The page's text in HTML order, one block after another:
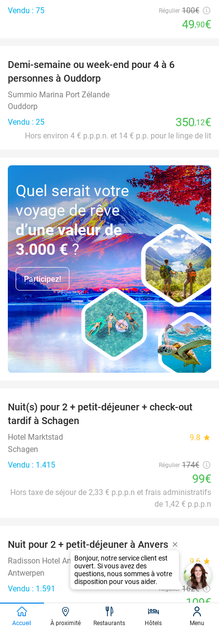
Vendu : 75
Régulier 100€
49,90€
Demi-semaine ou week-end pour 4 à 6
personnes à Ouddorp
Summio Marina Port Zélande
Ouddorp
Vendu : 25
350,12€
Hors environ 4 € p.p.p.n. et 14 € p.p. pour le linge de lit
Quel serait votre
voyage de rêve
d’une valeur de
3.000 €?
Participez!
43%
Nuit(s) pour 2 + petit-déjeuner + check-out
tardif à Schagen
Hotel Marktstad 9.8 star
Schagen
Vendu : 1.415
Régulier 174€
99€
Hors taxe de séjour de 2,33 € p.p.p.n et frais administratifs
de 1,42 € p.p.p.n
Nuit pour 2 + petit-déjeuner à Anvers
Radisson Hotel Antwerp Berchem 9.6 star
Antwerpen
Vendu : 1.591
Régulier 162€
109€
Hors taxe de séjour d'environ 2,97€ p.p.p.n.
Accueil À proximité Restaurants Hôtels Menu